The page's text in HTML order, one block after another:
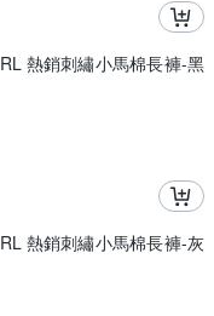
熱銷刺繡小馬棉長褲-黑
熱銷刺繡小馬棉長褲-灰